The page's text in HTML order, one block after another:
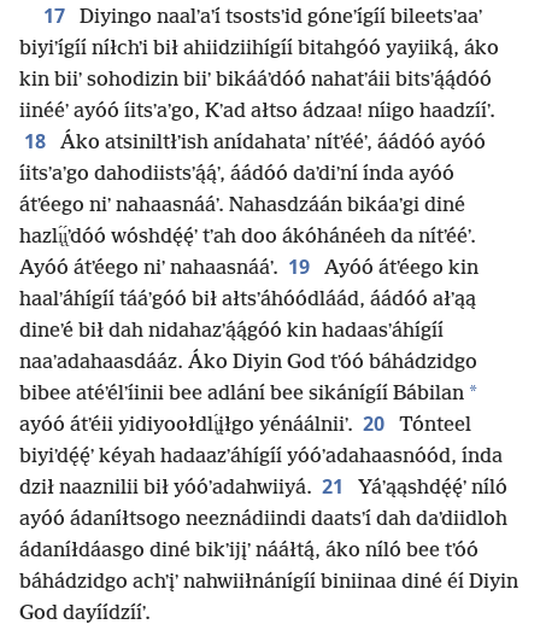
17
Diyingo naalʼaʼí tsostsʼid góneʼígíí bileetsʼaaʼ
biyiʼígíí níłchʼi bił ahiidziihígíí bitahgóó yayiiką́, áko
kin biiʼ sohodizin biiʼ bikááʼdóó nahatʼáii bitsʼą́ą́dóó
iinééʼ ayóó íitsʼaʼgo, Kʼad ałtso ádzaa! níigo haadzííʼ.
18
Áko atsiniltłʼish anídahataʼ nítʼééʼ, áádóó ayóó
íitsʼaʼgo dahodiistsʼą́ą́ʼ, áádóó daʼdiʼní índa ayóó
átʼéego niʼ nahaasnááʼ. Nahasdzáán bikáaʼgi diné
hazlı̨́ı̨́ʼdóó wóshdę́ę́ʼ tʼah doo ákóhánéeh da nítʼééʼ.
Ayóó átʼéego niʼ nahaasnááʼ. 19
Ayóó átʼéego kin
haalʼáhígíí tááʼgóó bił ałtsʼáhóódláád, áádóó ałʼąą
dineʼé bił dah nidahazʼą́ą́góó kin hadaasʼáhígíí
naaʼadahaasdááz. Áko Diyin God tʼóó báhádzidgo
bibee atéʼélʼíinii bee adlání bee sikánígíí Bábilan *
ayóó átʼéii yidiyoołdlı̨́įłgo yénáálniiʼ. 20
Tónteel
biyiʼdę́ę́ʼ kéyah hadaazʼáhígíí yóóʼadahaasnóód, índa
dził naaznilii bił yóóʼadahwiiyá. 21
Yáʼąąshdę́ę́ʼ níló
ayóó ádaníłtsogo neeznádiindi daatsʼí dah daʼdiidloh
ádaníłdáasgo diné bikʼijįʼ nááłtą́, áko níló bee tʼóó
báhádzidgo achʼįʼ nahwiiłnánígíí biniinaa diné éí Diyin
God dayíídzííʼ.